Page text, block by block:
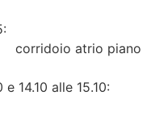
piano
14.10 alle 15.10: